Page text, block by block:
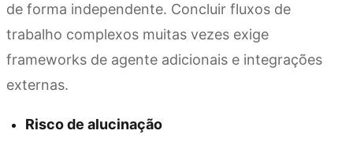
de forma independente. Concluir fluxos de
trabalho complexos muitas vezes exige
frameworks de agente adicionais e integrações
externas.
Risco de alucinação